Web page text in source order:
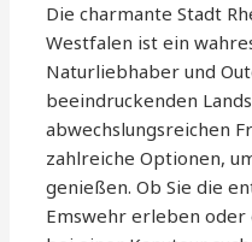
Die charmante Stadt
Westfalen ist ein
Naturliebhaber und
beeindruckenden
abwechslungsreichen
zahlreiche Optionen,
genießen. Ob Sie die
Emswehr erleben